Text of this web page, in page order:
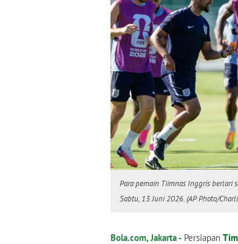
Para pemain Tiimnas Inggris berlari
Sabtu, 13 Juni 2026. (AP Photo/
Bola.com, Jakarta - Persiapan